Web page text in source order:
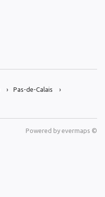
Pas-de-Calais
Powered by evermaps ©